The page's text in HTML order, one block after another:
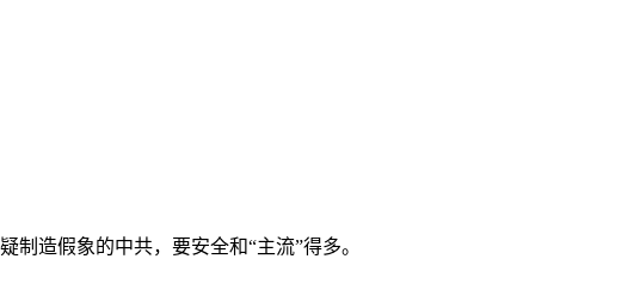
造假象的中共，要安全和“主流”得多。